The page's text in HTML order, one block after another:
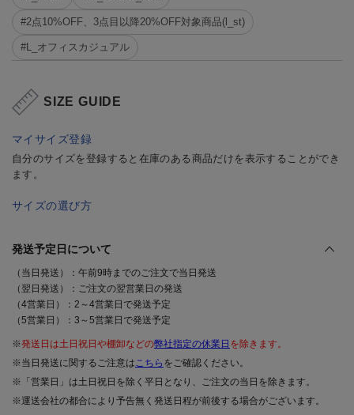
#2点10%OFF、3点目以降20%OFF対象商品(l_st)
#L_オフィスカジュアル
SIZE GUIDE
マイサイズ登録
自分のサイズを登録すると在庫のある商品だけを表示することができ
ます。
サイズの選び方
発送予定日について
（当日発送）：午前9時までのご注文で当日発送
（翌日発送）：ご注文の翌営業日の発送
（4営業日）：2～4営業日で発送予定
（5営業日）：3～5営業日で発送予定
※発送日は土日祝日や棚卸などの弊社指定の休業日 を除きます。
※当日発送に関するご注意はこちら をご確認ください。
※「営業日」は土日祝日を除く平日となり、ご注文の当日を除きます。
※運送会社の都合により予告無く発送日程が前後する場合がございます。